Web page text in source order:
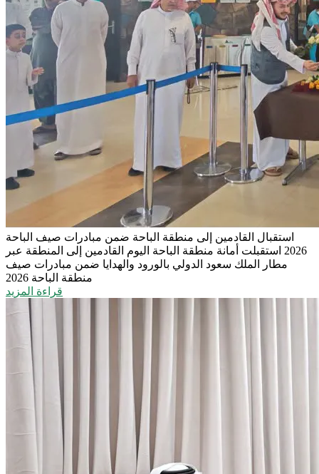
استقبال القادمين إلى منطقة الباحة ضمن مبادرات صيف الباحة
2026 استقبلت أمانة منطقة الباحة اليوم القادمين إلى المنطقة عبر
مطار الملك سعود الدولي بالورود والهدايا ضمن مبادرات صيف
منطقة الباحة 2026
قراءة المزيد